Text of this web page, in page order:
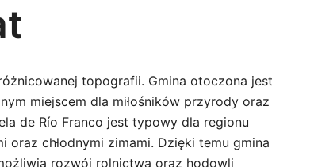
topografii. Gmina otoczona jest
miejscem dla miłośników przyrody oraz
de Río Franco jest typowy dla regionu
oraz chłodnymi zimami. Dzięki temu gmina
rozwój rolnictwa oraz hodowli